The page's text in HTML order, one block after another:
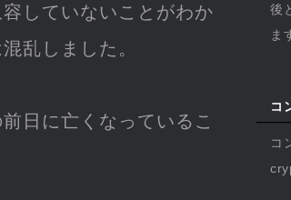
していないことがわか
乱しました。
日に亡くなっているこ
後
ま
コ
コ